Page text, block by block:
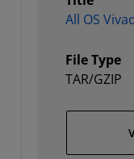
All OS
File Type
TAR/GZIP